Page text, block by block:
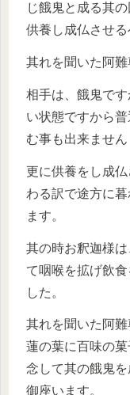
じ餓鬼と成る其
供養し成仏させる
其れを聞いた阿難
相手は、餓鬼で
い状態ですから
む事も出来ません
更に供養をし成
わる訳で途方に
ます。
其の時お釈迦様
て咽喉を拡げ飲
した。
其れを聞いた阿
蓮の葉に百味の
念して其の餓鬼
御座います。